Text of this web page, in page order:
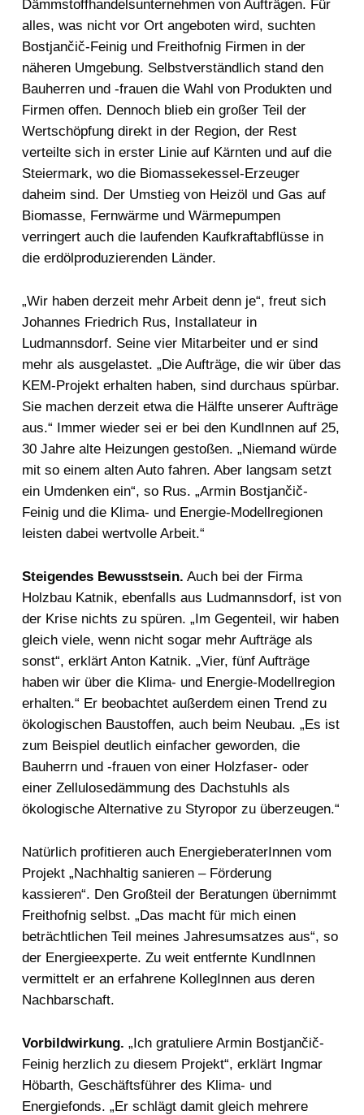
Dämmstoffhandelsunternehmen von Aufträgen. Für
alles, was nicht vor Ort angeboten wird, suchten
Bostjančič-Feinig und Freithofnig Firmen in der
näheren Umgebung. Selbstverständlich stand den
Bauherren und -frauen die Wahl von Produkten und
Firmen offen. Dennoch blieb ein großer Teil der
Wertschöpfung direkt in der Region, der Rest
verteilte sich in erster Linie auf Kärnten und auf die
Steiermark, wo die Biomassekessel-Erzeuger
daheim sind. Der Umstieg von Heizöl und Gas auf
Biomasse, Fernwärme und Wärmepumpen
verringert auch die laufenden Kaufkraftabflüsse in
die erdölproduzierenden Länder.
„Wir haben derzeit mehr Arbeit denn je“, freut sich
Johannes Friedrich Rus, Installateur in
Ludmannsdorf. Seine vier Mitarbeiter und er sind
mehr als ausgelastet. „Die Aufträge, die wir über das
KEM-Projekt erhalten haben, sind durchaus spürbar.
Sie machen derzeit etwa die Hälfte unserer Aufträge
aus.“ Immer wieder sei er bei den KundInnen auf 25,
30 Jahre alte Heizungen gestoßen. „Niemand würde
mit so einem alten Auto fahren. Aber langsam setzt
ein Umdenken ein“, so Rus. „Armin Bostjančič-
Feinig und die Klima- und Energie-Modellregionen
leisten dabei wertvolle Arbeit.“
Steigendes Bewusstsein. Auch bei der Firma
Holzbau Katnik, ebenfalls aus Ludmannsdorf, ist von
der Krise nichts zu spüren. „Im Gegenteil, wir haben
gleich viele, wenn nicht sogar mehr Aufträge als
sonst“, erklärt Anton Katnik. „Vier, fünf Aufträge
haben wir über die Klima- und Energie-Modellregion
erhalten.“ Er beobachtet außerdem einen Trend zu
ökologischen Baustoffen, auch beim Neubau. „Es ist
zum Beispiel deutlich einfacher geworden, die
Bauherrn und -frauen von einer Holzfaser- oder
einer Zellulosedämmung des Dachstuhls als
ökologische Alternative zu Styropor zu überzeugen.“
Natürlich profitieren auch EnergieberaterInnen vom
Projekt „Nachhaltig sanieren – Förderung
kassieren“. Den Großteil der Beratungen übernimmt
Freithofnig selbst. „Das macht für mich einen
beträchtlichen Teil meines Jahresumsatzes aus“, so
der Energieexperte. Zu weit entfernte KundInnen
vermittelt er an erfahrene KollegInnen aus deren
Nachbarschaft.
Vorbildwirkung. „Ich gratuliere Armin Bostjančič-
Feinig herzlich zu diesem Projekt“, erklärt Ingmar
Höbarth, Geschäftsführer des Klima- und
Energiefonds. „Er schlägt damit gleich mehrere